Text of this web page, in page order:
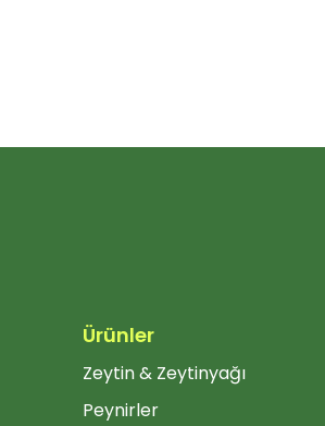
Ürünler
Zeytin & Zeytinyağı
Peynirler